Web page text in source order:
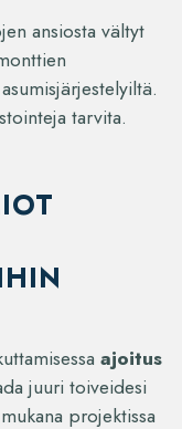
ansiosta vältyt
tarvita.
ajoitus
juuri toiveidesi
projektissa